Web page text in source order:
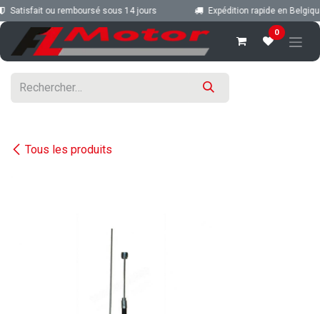
Se rendre au contenu
Satisfait ou remboursé sous 14 jours Expédition rapide en
0
Tous les produits